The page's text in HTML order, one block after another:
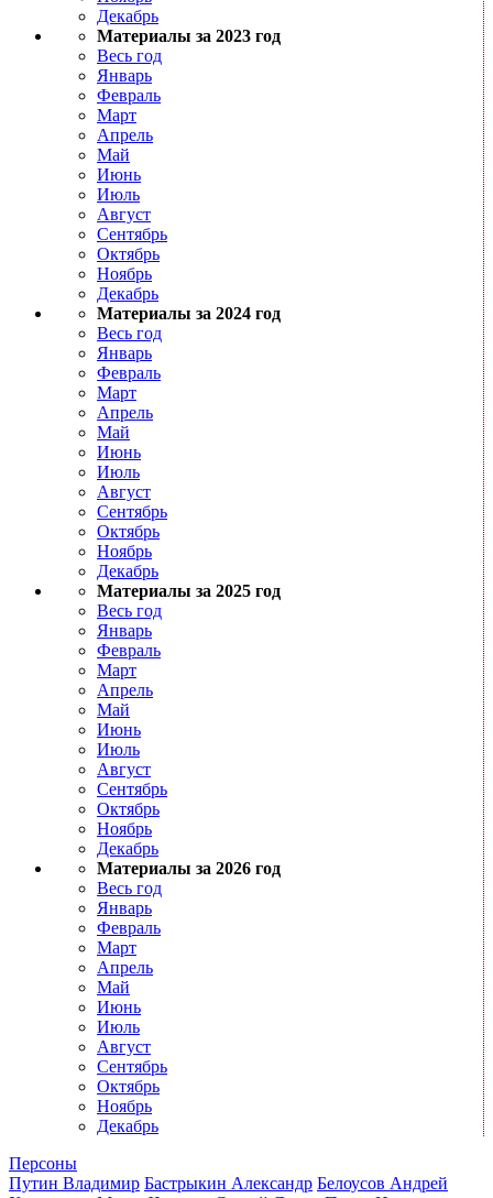
Декабрь
Материалы за 2023 год
Весь год
Январь
Февраль
Март
Апрель
Май
Июнь
Июль
Август
Сентябрь
Октябрь
Ноябрь
Декабрь
Материалы за 2024 год
Весь год
Январь
Февраль
Март
Апрель
Май
Июнь
Июль
Август
Сентябрь
Октябрь
Ноябрь
Декабрь
Материалы за 2025 год
Весь год
Январь
Февраль
Март
Апрель
Май
Июнь
Июль
Август
Сентябрь
Октябрь
Ноябрь
Декабрь
Материалы за 2026 год
Весь год
Январь
Февраль
Март
Апрель
Май
Июнь
Июль
Август
Сентябрь
Октябрь
Ноябрь
Декабрь
Персоны
Путин Владимир Бастрыкин Александр Белоусов Андрей